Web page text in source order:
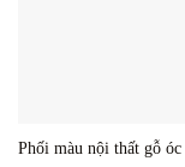
Phối màu nội thất gỗ